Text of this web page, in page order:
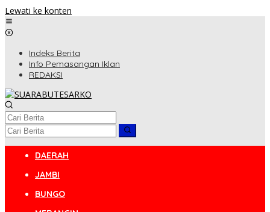
Lewati ke konten
Indeks Berita
Info Pemasangan Iklan
REDAKSI
DAERAH
JAMBI
BUNGO